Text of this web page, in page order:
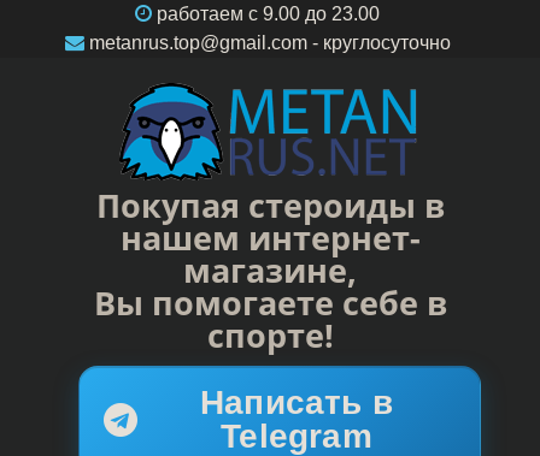
работаем c 9.00 до 23.00
metanrus.top@gmail.com- круглосуточно
Покупая стероиды в
нашем интернет-
магазине,
Вы помогаете себе в
спорте!
Написать в
Telegram